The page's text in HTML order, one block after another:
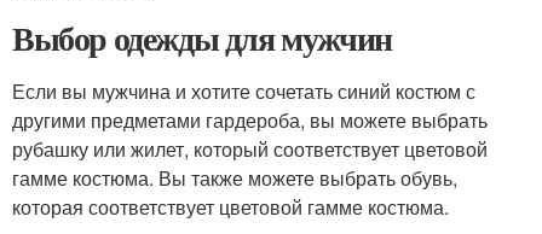
Выбор одежды для мужчин
Если вы мужчина и хотите сочетать синий костюм с
другими предметами гардероба, вы можете выбрать
рубашку или жилет, который соответствует цветовой
гамме костюма. Вы также можете выбрать обувь,
которая соответствует цветовой гамме костюма.